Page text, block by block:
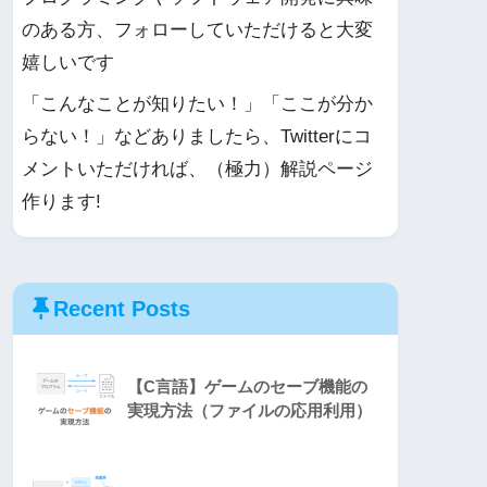
のある方、フォローしていただけると大変
嬉しいです
「こんなことが知りたい！」「ここが分か
らない！」などありましたら、Twitterにコ
メントいただければ、（極力）解説ページ
作ります!
Recent Posts
【C言語】ゲームのセーブ機能の
実現方法（ファイルの応用利用）